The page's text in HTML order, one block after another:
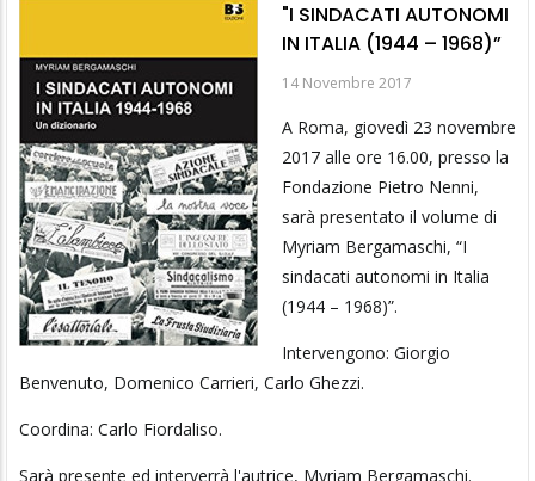
"I SINDACATI AUTONOMI
IN ITALIA (1944 – 1968)”
14 Novembre 2017
A Roma, giovedì 23 novembre
2017 alle ore 16.00, presso la
Fondazione Pietro Nenni,
sarà presentato il volume di
Myriam Bergamaschi, “I
sindacati autonomi in Italia
(1944 – 1968)”.
Intervengono: Giorgio
Benvenuto, Domenico Carrieri, Carlo Ghezzi.
Coordina: Carlo Fiordaliso.
Sarà presente ed interverrà l'autrice, Myriam Bergamaschi.